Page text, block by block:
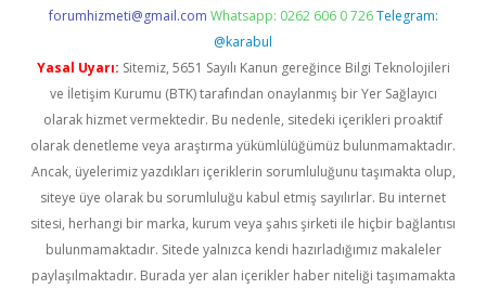
forumhizmeti@gmail.com Whatsapp: 0262 606 0 726 Telegram:
@karabul
Yasal Uyarı: Sitemiz, 5651 Sayılı Kanun gereğince Bilgi Teknolojileri
ve İletişim Kurumu (BTK) tarafından onaylanmış bir Yer Sağlayıcı
olarak hizmet vermektedir. Bu nedenle, sitedeki içerikleri proaktif
olarak denetleme veya araştırma yükümlülüğümüz bulunmamaktadır.
Ancak, üyelerimiz yazdıkları içeriklerin sorumluluğunu taşımakta olup,
siteye üye olarak bu sorumluluğu kabul etmiş sayılırlar. Bu internet
sitesi, herhangi bir marka, kurum veya şahıs şirketi ile hiçbir bağlantısı
bulunmamaktadır. Sitede yalnızca kendi hazırladığımız makaleler
paylaşılmaktadır. Burada yer alan içerikler haber niteliği taşımamakta